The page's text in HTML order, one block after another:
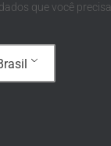
que você precisa.